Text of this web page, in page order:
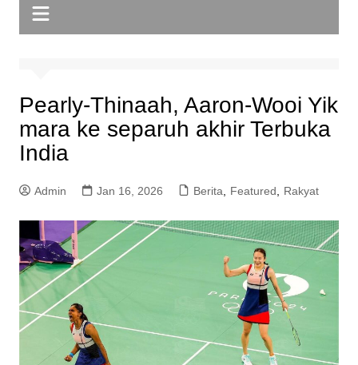
Pearly-Thinaah, Aaron-Wooi Yik
mara ke separuh akhir Terbuka
India
Admin Jan 16, 2026 Berita, Featured, Rakyat